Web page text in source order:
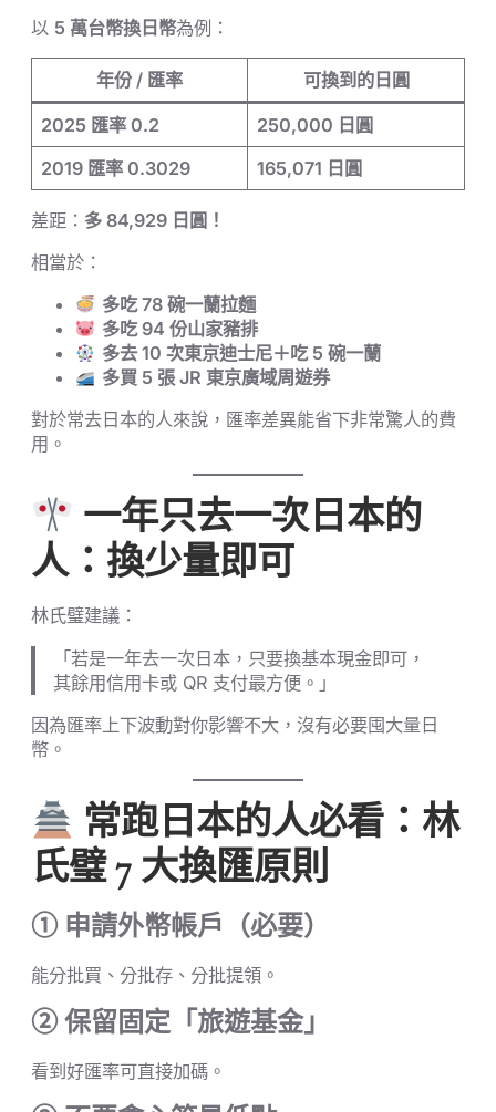
以 5 萬台幣換日幣為例：
年份 / 匯率 可換到的日圓
2025 匯率 0.2
250,000 日圓
2019 匯率 0.3029
165,071 日圓
差距： 多 84,929 日圓！
相當於：
多吃 78 碗一蘭拉麵
多吃 94 份山家豬排
多去 10 次東京迪士尼＋吃 5 碗一蘭
多買 5 張 JR 東京廣域周遊券
對於常去日本的人來說，匯率差異能省下非常驚人的費
用。
一年只去一次日本的
人：換少量即可
林氏璧建議：
「若是一年去一次日本，只要換基本現金即可，
其餘用信用卡或 QR 支付最方便。」
因為匯率上下波動對你影響不大，沒有必要囤大量日
幣。
常跑日本的人必看：林
氏璧 7 大換匯原則
① 申請外幣帳戶（必要）
能分批買、分批存、分批提領。
② 保留固定「旅遊基金」
看到好匯率可直接加碼。